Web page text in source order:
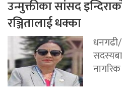
उन्मुक्तीका सांसद
रञ्जितालाई धक्का
नागरिक